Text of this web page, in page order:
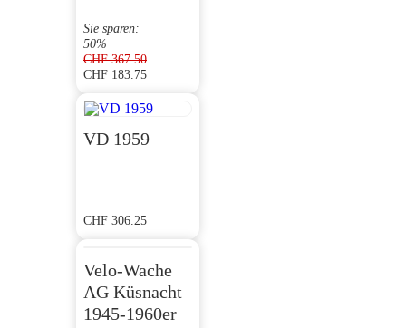
CHF367.50
Preis
war:
CHF 367.50
CHF 183.75
Preis
ist:
CHF 183.75.
Sie sparen:
50%
VD 1959
CHF 306.25
Velo-Wache
AG Küsnacht
1945-1960er